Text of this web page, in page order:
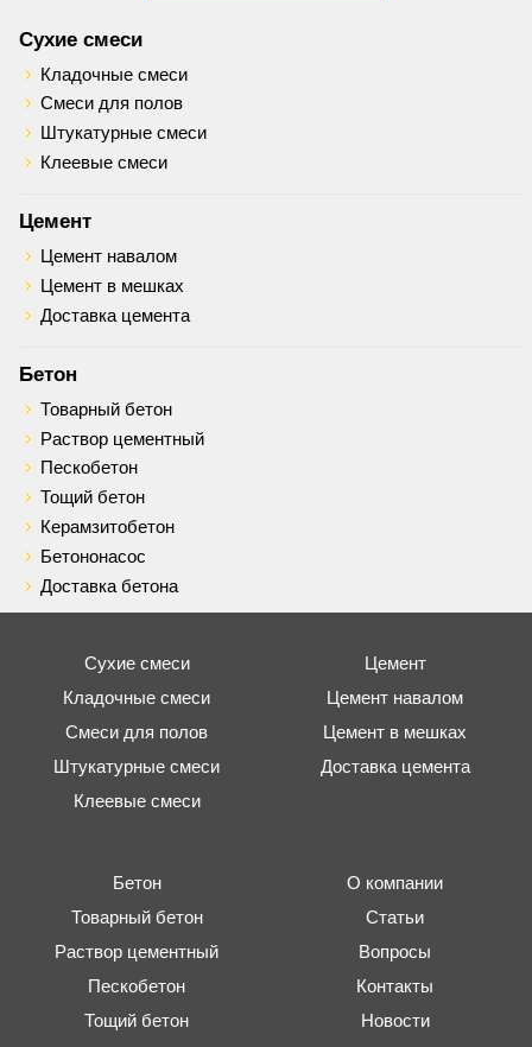
Сухие смеси
Кладочные смеси
Смеси для полов
Штукатурные смеси
Клеевые смеси
Цемент
Цемент навалом
Цемент в мешках
Доставка цемента
Бетон
Товарный бетон
Раствор цементный
Пескобетон
Тощий бетон
Керамзитобетон
Бетононасос
Доставка бетона
Сухие смеси
Кладочные смеси
Смеси для полов
Штукатурные смеси
Клеевые смеси
Цемент
Цемент навалом
Цемент в мешках
Доставка цемента
Бетон
Товарный бетон
Раствор цементный
Пескобетон
Тощий бетон
О компании
Статьи
Вопросы
Контакты
Новости